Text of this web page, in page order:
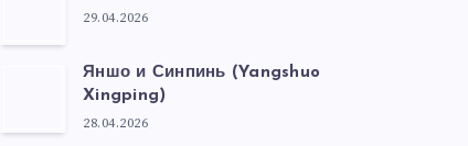
29.04.2026
Яншо и Синпинь (Yangshuo
Xingping)
28.04.2026